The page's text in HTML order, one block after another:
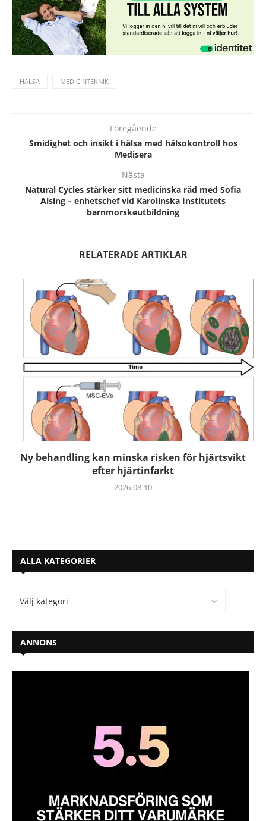
HÄLSA MEDICINTEKNIK
Föregående
Smidighet och insikt i hälsa med hälsokontroll hos
Medisera
Nästa
Natural Cycles stärker sitt medicinska råd med Sofia
Alsing – enhetschef vid Karolinska Institutets
barnmorskeutbildning
RELATERADE ARTIKLAR
Ny behandling kan minska risken för hjärtsvikt
efter hjärtinfarkt
2026-08-10
ALLA KATEGORIER
ANNONS